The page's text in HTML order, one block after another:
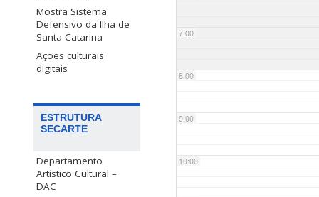
Mostra Sistema
Defensivo da Ilha de
Santa Catarina
Ações culturais
digitais
ESTRUTURA
SECARTE
Departamento
Artístico Cultural –
DAC
7:00
8:00
9:00
10:00